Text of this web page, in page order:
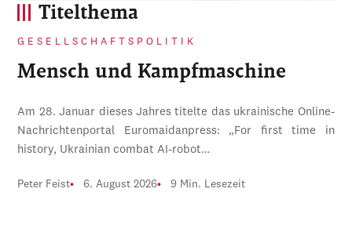
Titelthema
GESELLSCHAFTSPOLITIK
Mensch und Kampfmaschine
Am 28. Januar dieses Jahres titelte das ukrainische Online-
Nachrichtenportal Euromaidanpress: „For first time in
history, Ukrainian combat AI-robot…
Peter Feist 6. August 2026 9 Min. Lesezeit